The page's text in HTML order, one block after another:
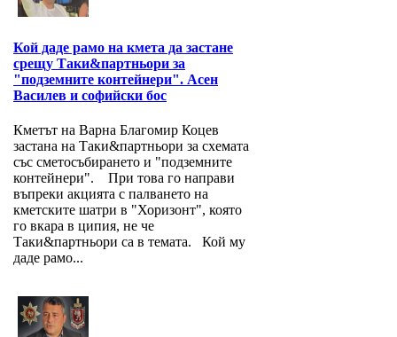
Кой даде рамо на кмета да застане
срещу Таки&партньори за
"подземните контейнери". Асен
Василев и софийски бос
Кметът на Варна Благомир Коцев
застана на Таки&партньори за схемата
със сметосъбирането и "подземните
контейнери". При това го направи
въпреки акцията с палването на
кметските шатри в "Хоризонт", която
го вкара в ципия, не че
Таки&партньори са в темата. Кой му
даде рамо...